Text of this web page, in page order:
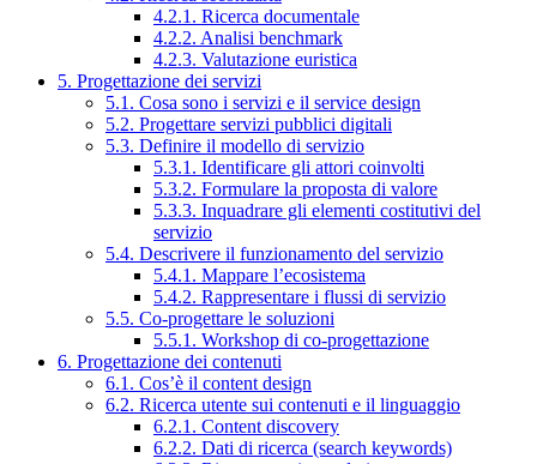
4.2.1. Ricerca documentale
4.2.2. Analisi benchmark
4.2.3. Valutazione euristica
5. Progettazione dei servizi
5.1. Cosa sono i servizi e il service design
5.2. Progettare servizi pubblici digitali
5.3. Definire il modello di servizio
5.3.1. Identificare gli attori coinvolti
5.3.2. Formulare la proposta di valore
5.3.3. Inquadrare gli elementi costitutivi del
servizio
5.4. Descrivere il funzionamento del servizio
5.4.1. Mappare l’ecosistema
5.4.2. Rappresentare i flussi di servizio
5.5. Co-progettare le soluzioni
5.5.1. Workshop di co-progettazione
6. Progettazione dei contenuti
6.1. Cos’è il content design
6.2. Ricerca utente sui contenuti e il linguaggio
6.2.1. Content discovery
6.2.2. Dati di ricerca (search keywords)